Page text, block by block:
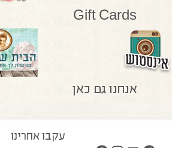
Gift Cards
אנחנו גם כאן
עקבו אחרינו